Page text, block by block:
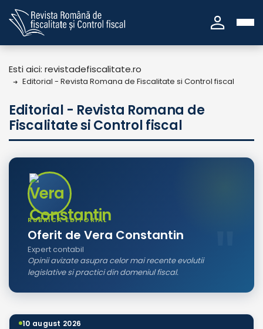
person
Esti aici: revistadefiscalitate.ro
Editorial - Revista Romana de Fiscalitate si Control fiscal
Editorial - Revista Romana de
Fiscalitate si Control fiscal
RUBRICA EDITORIAL
Oferit de Vera Constantin
Expert contabil
Opinii avizate asupra celor mai recente evolutii
legislative si practici din domeniul fiscal.
10 august 2026